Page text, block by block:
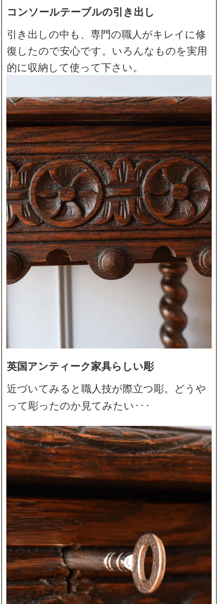
コンソールテーブルの引き出し
引き出しの中も、専門の職人がキレイに修
復したので安心です。いろんなものを実用
的に収納して使って下さい。
英国アンティーク家具らしい彫
近づいてみると職人技が際立つ彫。どうや
って彫ったのか見てみたい･･･